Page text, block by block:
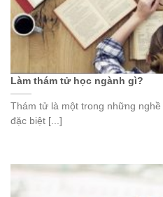
Làm thám tử học ngành gì?
Thám tử là một trong những
đặc biệt [...]